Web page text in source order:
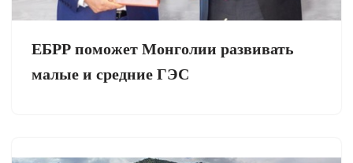
ЕБРР поможет Монголии развивать
малые и средние ГЭС